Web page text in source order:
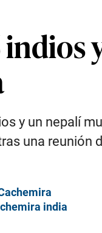
y un nepalí
una reunión
india